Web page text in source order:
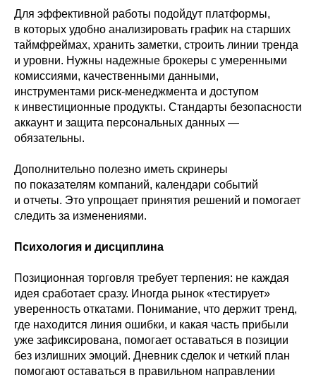
Для эффективной работы подойдут платформы,
в которых удобно анализировать график на старших
таймфреймах, хранить заметки, строить линии тренда
и уровни. Нужны надежные брокеры с умеренными
комиссиями, качественными данными,
инструментами риск-менеджмента и доступом
к инвестиционные продукты. Стандарты безопасности
аккаунт и защита персональных данных —
обязательны.
Дополнительно полезно иметь скринеры
по показателям компаний, календари событий
и отчеты. Это упрощает принятия решений и помогает
следить за изменениями.
Психология и дисциплина
Позиционная торговля требует терпения: не каждая
идея сработает сразу. Иногда рынок «тестирует»
уверенность откатами. Понимание, что держит тренд,
где находится линия ошибки, и какая часть прибыли
уже зафиксирована, помогает оставаться в позиции
без излишних эмоций. Дневник сделок и четкий план
помогают оставаться в правильном направлении